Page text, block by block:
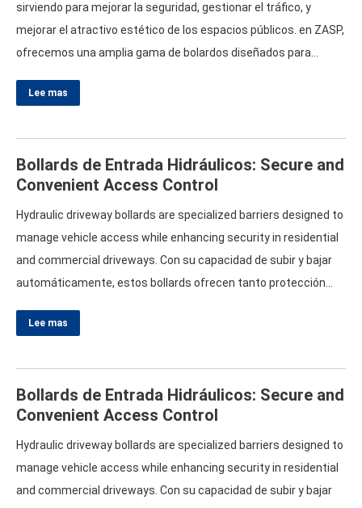
sirviendo para mejorar la seguridad, gestionar el tráfico, y
mejorar el atractivo estético de los espacios públicos. en ZASP,
ofrecemos una amplia gama de bolardos diseñados para
Here"s a look at the six most popular types of bollards and their
Lee mas
Bollards de Entrada Hidráulicos: Secure and
Convenient Access Control
Hydraulic driveway bollards are specialized barriers designed to
manage vehicle access while enhancing security in residential
and commercial driveways . Con su capacidad de subir y bajar
automáticamente, estos bollards ofrecen tanto protección
bollards hidráulicos de entrada se pueden controlar fácilmente
sistema de control de acceso, permitiendo un despliegue
rápido. Construcción robusta:Made…
Lee mas
Bollards de Entrada Hidráulicos: Secure and
Convenient Access Control
Hydraulic driveway bollards are specialized barriers designed to
manage vehicle access while enhancing security in residential
and commercial driveways . Con su capacidad de subir y bajar